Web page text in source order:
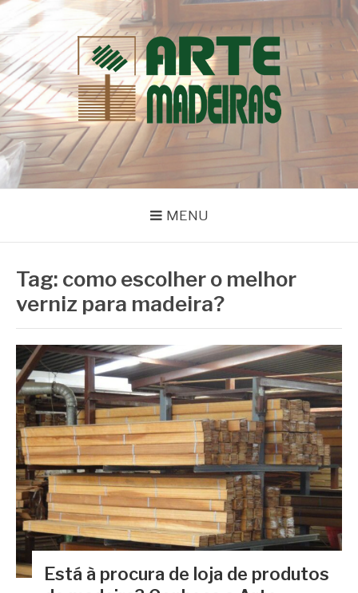
Pular
para
o
conteúdo
BLOG | ARTE
MADEIRAS
Dicas e Novidades sobre Madeiras
MENU
Tag: como escolher o melhor
verniz para madeira?
Está à procura de loja de produtos